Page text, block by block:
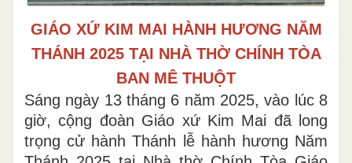
GIÁO XỨ KIM MAI HÀNH HƯƠNG NĂM
THÁNH 2025 TẠI NHÀ THỜ CHÍNH TÒA
BAN MÊ THUỘT
Sáng ngày 13 tháng 6 năm 2025, vào lúc 8
giờ, cộng đoàn Giáo xứ Kim Mai đã long
trọng cử hành Thánh lễ hành hương Năm